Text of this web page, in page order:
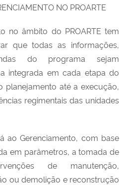
NO PROARTE
no âmbito do PROARTE tem
que todas as informações,
do programa sejam
integrada em cada etapa do
planejamento até a execução,
regimentais das unidades
ao Gerenciamento, com base
em parâmetros, a tomada de
de manutenção,
ou demolição e reconstrução